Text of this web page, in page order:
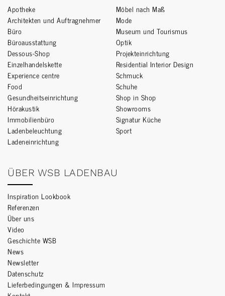
Apotheke
Architekten und Auftragnehmer
Büro
Büroausstattung
Dessous-Shop
Einzelhandelskette
Experience centre
Food
Gesundheitseinrichtung
Hörakustik
Immobilienbüro
Ladenbeleuchtung
Ladeneinrichtung
Möbel nach Maß
Mode
Museum und Tourismus
Optik
Projekteinrichtung
Residential Interior Design
Schmuck
Schuhe
Shop in Shop
Showrooms
Signatur Küche
Sport
ÜBER WSB LADENBAU
Inspiration Lookbook
Referenzen
Über uns
Video
Geschichte WSB
News
Newsletter
Datenschutz
Lieferbedingungen & Impressum